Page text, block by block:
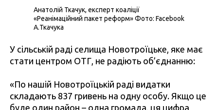
Анатолій Ткачук, експерт коаліції
«Реанімаційний пакет реформ» Фото: Facebook
А.Ткачука
У сільській раді селища Новотроїцьке, яке має
стати центром ОТГ, не радіють об’єднанню:
«По нашій Новотроїцькій раді видатки
складають 837 гривень на одну особу. Якщо це
буде один район – одна громада, ця цифра